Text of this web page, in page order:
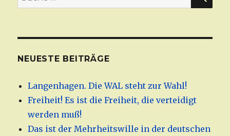
nach:
NEUESTE BEITRÄGE
Langenhagen. Die WAL steht zur Wahl!
Freiheit! Es ist die Freiheit, die verteidigt
werden muß!
Das ist der Mehrheitswille in der deutschen